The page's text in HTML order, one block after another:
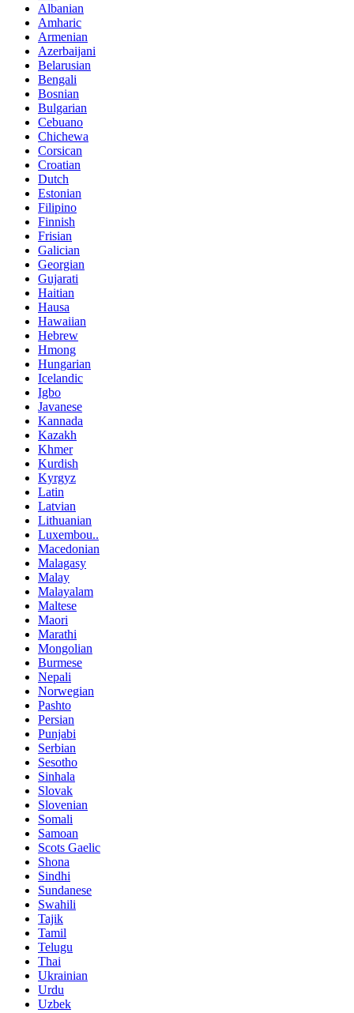
Albanian
Amharic
Armenian
Azerbaijani
Belarusian
Bengali
Bosnian
Bulgarian
Cebuano
Chichewa
Corsican
Croatian
Dutch
Estonian
Filipino
Finnish
Frisian
Galician
Georgian
Gujarati
Haitian
Hausa
Hawaiian
Hebrew
Hmong
Hungarian
Icelandic
Igbo
Javanese
Kannada
Kazakh
Khmer
Kurdish
Kyrgyz
Latin
Latvian
Lithuanian
Luxembou..
Macedonian
Malagasy
Malay
Malayalam
Maltese
Maori
Marathi
Mongolian
Burmese
Nepali
Norwegian
Pashto
Persian
Punjabi
Serbian
Sesotho
Sinhala
Slovak
Slovenian
Somali
Samoan
Scots Gaelic
Shona
Sindhi
Sundanese
Swahili
Tajik
Tamil
Telugu
Thai
Ukrainian
Urdu
Uzbek